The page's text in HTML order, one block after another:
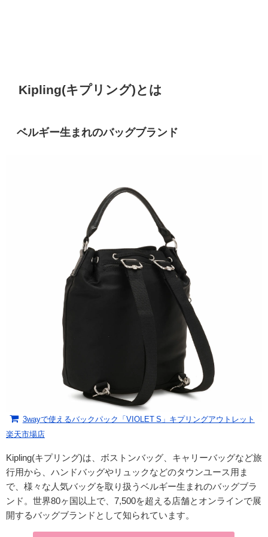
Kipling(キプリング)とは
ベルギー生まれのバッグブランド
3wayで使えるバックパック「VIOLET S」キプリングアウトレット
楽天市場店
Kipling(キプリング)は、 ボストンバッグ、キャリーバッグなど旅
行用から、ハンドバッグやリュックなどのタウンユース用ま
で、様々な人気バッグを取り扱うベルギー生まれのバッグブラ
ンド。世界80ヶ国以上で、7,500を超える店舗とオンラインで展
開するバッグブランドとして知られています。